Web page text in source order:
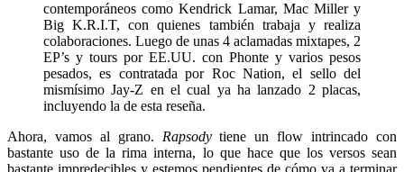
contemporáneos como Kendrick Lamar, Mac Miller y
Big K.R.I.T, con quienes también trabaja y realiza
colaboraciones. Luego de unas 4 aclamadas mixtapes, 2
EP’s y tours por EE.UU. con Phonte y varios pesos
pesados, es contratada por Roc Nation, el sello del
mismísimo Jay-Z en el cual ya ha lanzado 2 placas,
incluyendo la de esta reseña.
Ahora, vamos al grano. Rapsodytiene un flow intrincado con
bastante uso de la rima interna, lo que hace que los versos sean
bastante impredecibles y estemos pendientes de cómo va a terminar